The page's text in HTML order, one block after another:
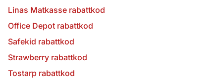
Linas Matkasse rabattkod
Office Depot rabattkod
Safekid rabattkod
Strawberry rabattkod
Tostarp rabattkod